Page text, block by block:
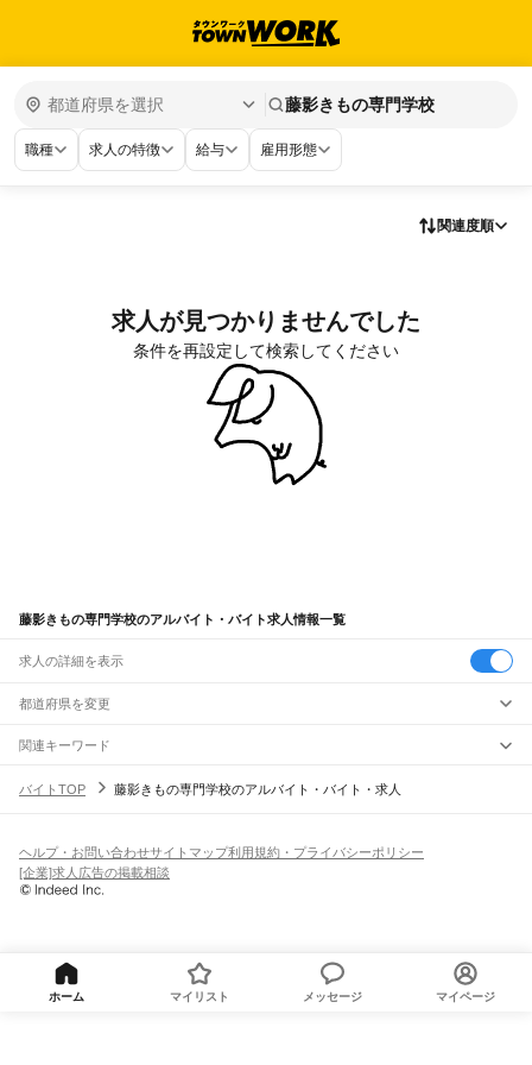
藤影きもの専門学校
職種 求人の特徴 給与 雇用形態
関連度順
求人が見つかりませんでした
条件を再設定して検索してください
藤影きもの専門学校のアルバイト・バイト求人情報一覧
求人の詳細を表示
都道府県を変更
関連キーワード
バイトTOP
藤影きもの専門学校のアルバイト・バイト・求人
ヘルプ・お問い合わせサイトマップ利用規約・プライバシーポリシー
[企業]求人広告の掲載相談
ホーム マイリスト メッセージ マイページ